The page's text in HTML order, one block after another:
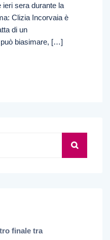
ieri sera durante la
Clizia Incorvaia è
di un
biasimare, […]
finale tra